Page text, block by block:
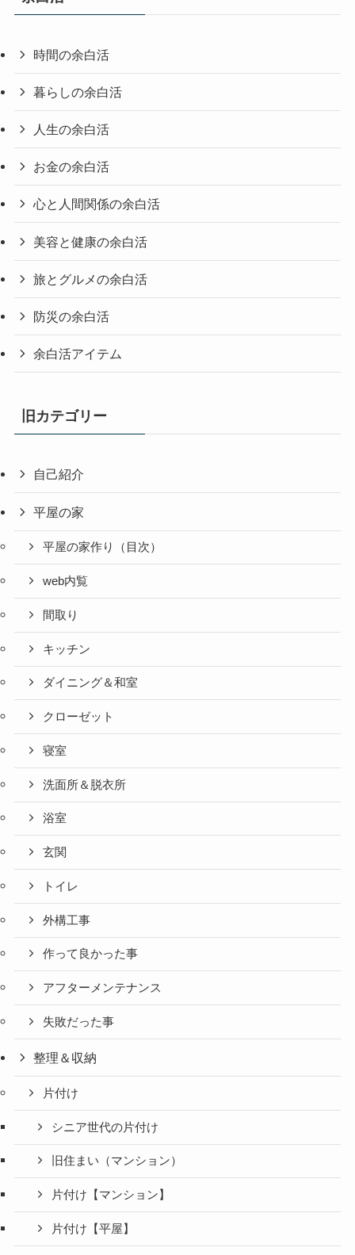
時間の余白活
暮らしの余白活
人生の余白活
お金の余白活
心と人間関係の余白活
美容と健康の余白活
旅とグルメの余白活
防災の余白活
余白活アイテム
旧カテゴリー
自己紹介
平屋の家
平屋の家作り（目次）
web内覧
間取り
キッチン
ダイニング＆和室
クローゼット
寝室
洗面所＆脱衣所
浴室
玄関
トイレ
外構工事
作って良かった事
アフターメンテナンス
失敗だった事
整理＆収納
片付け
シニア世代の片付け
旧住まい（マンション）
片付け【マンション】
片付け【平屋】